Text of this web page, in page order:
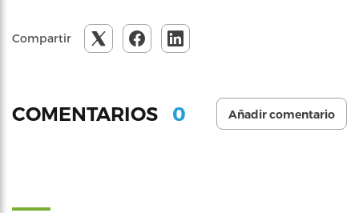
Compartir
COMENTARIOS 0 Añadir comentario